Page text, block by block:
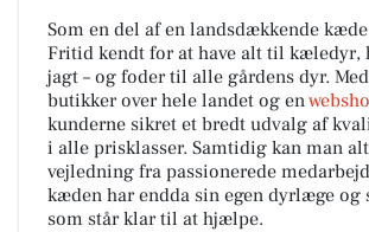
Som en del af en landsdækkende
Fritid kendt for at have alt til kæledyr,
jagt – og foder til alle gårdens dyr.
butikker over hele landet og en
kunderne sikret et bredt udvalg af
i alle prisklasser. Samtidig kan man
vejledning fra passionerede
kæden har endda sin egen dyrlæge og
som står klar til at hjælpe.